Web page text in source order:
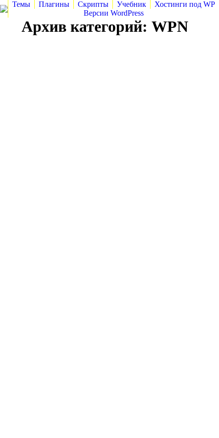
Темы Плагины Скрипты Учебник
Хостинги под WP
Версии WordPress
Архив категорий: WPN